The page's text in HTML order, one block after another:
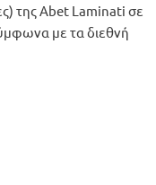
της Abet Laminati σε
με τα διεθνή